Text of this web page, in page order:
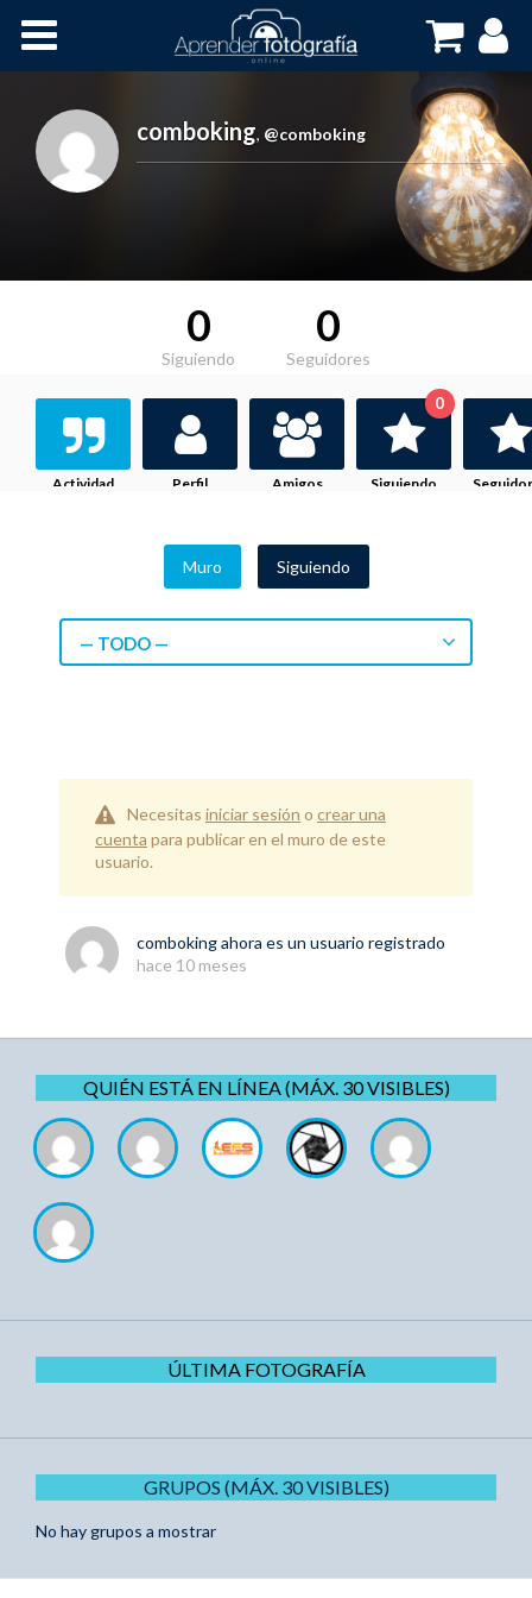
Cursos OnLine
comboking, @comboking
0
Siguiendo
0
Seguidores
Actividad Perfil Amigos Siguiendo
0
Muro Siguiendo
— TODO —
Necesitas iniciar sesión o crear una
cuenta para publicar en el muro de este
usuario.
combokingahora es un usuario registrado
hace 10 meses
QUIÉN ESTÁ EN LÍNEA (MÁX. 30 VISIBLES)
ÚLTIMA FOTOGRAFÍA
GRUPOS (MÁX. 30 VISIBLES)
No hay grupos a mostrar